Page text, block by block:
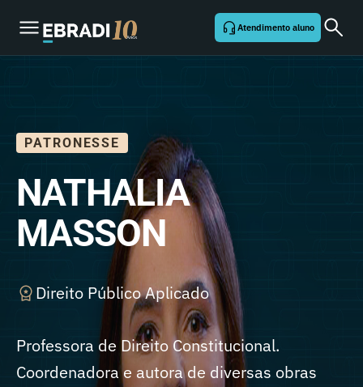
Atendimento aluno
PATRONESSE
NATHALIA
MASSON
Direito Público Aplicado
Professora de Direito Constitucional.
Coordenadora e autora de diversas obras